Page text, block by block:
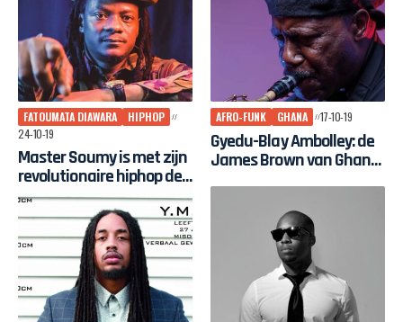
FATOUMATA DIAWARA
HIPHOP
24-10-19
Master Soumy is met zijn
revolutionaire hiphop de
stem van de Malinese
jeugdbeweging
AFRO-FUNK GHANA 17-10-19
Gyedu-Blay Ambolley: de
James Brown van Ghana